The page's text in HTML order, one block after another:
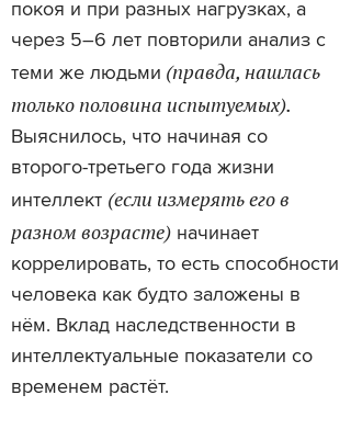
покоя и при разных нагрузках, а
через 5–6 лет повторили анализ с
теми же людьми (правда, нашлась
только половина испытуемых).
Выяснилось, что начиная со
второго-третьего года жизни
интеллект (если измерять его в
разном возрасте) начинает
коррелировать, то есть способности
человека как будто заложены в
нём. Вклад наследственности в
интеллектуальные показатели со
временем растёт.